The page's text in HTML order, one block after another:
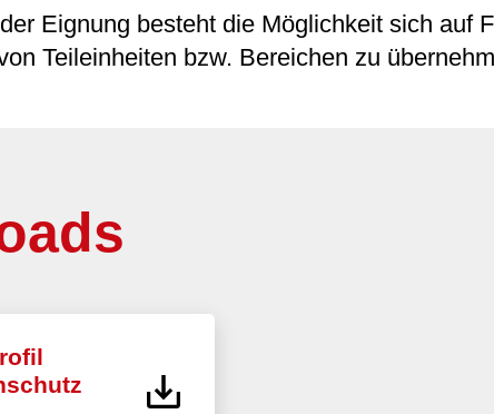
Eignung besteht die Möglichkeit sich auf
Teileinheiten bzw. Bereichen zu